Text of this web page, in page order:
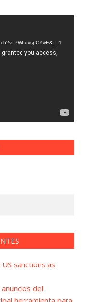
sanctions as
del
herramienta para